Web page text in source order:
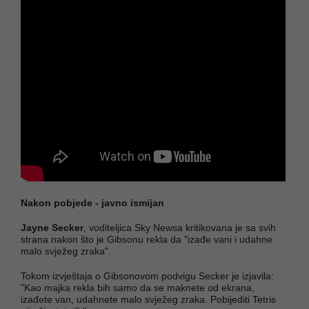
Nakon pobjede - javno ismijan
Jayne Secker , voditeljica Sky Newsa kritikovana je sa svih
strana nakon što je Gibsonu rekla da "izađe vani i udahne
malo svježeg zraka".
Tokom izvještaja o Gibsonovom podvigu Secker je izjavila:
"Kao majka rekla bih samo da se maknete od ekrana,
izađete van, udahnete malo svježeg zraka. Pobijediti Tetris